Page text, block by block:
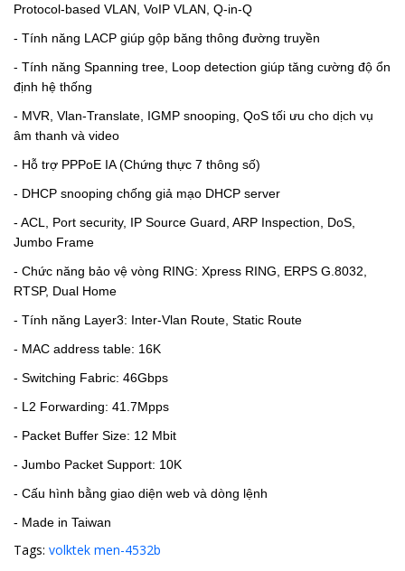
Protocol-based VLAN, VoIP VLAN, Q-in-Q
- Tính năng LACP giúp gộp băng thông đường truyền
- Tính năng Spanning tree, Loop detection giúp tăng cường độ ổn
định hệ thống
- MVR, Vlan-Translate, IGMP snooping, QoS tối ưu cho dịch vụ
âm thanh và video
- Hỗ trợ PPPoE IA (Chứng thực 7 thông số)
- DHCP snooping chống giả mạo DHCP server
- ACL, Port security, IP Source Guard, ARP Inspection, DoS,
Jumbo Frame
- Chức năng bảo vệ vòng RING: Xpress RING, ERPS G.8032,
RTSP, Dual Home
- Tính năng Layer3: Inter-Vlan Route, Static Route
- MAC address table: 16K
- Switching Fabric: 46Gbps
- L2 Forwarding: 41.7Mpps
- Packet Buffer Size: 12 Mbit
- Jumbo Packet Support: 10K
- Cấu hình bằng giao diện web và dòng lệnh
- Made in Taiwan
Tags: volktek men-4532b